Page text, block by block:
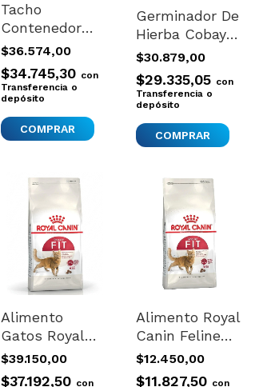
Tacho
Contenedor
Alimento
Gatos Moderna
Trendy Story
Small Trendy
Story Blanco
$36.574,00
$34.745,30 con
Transferencia o
depósito
Germinador De
Hierba Cobayos
Conejos
Semillas
Grama 3kg
$30.879,00
$29.335,05 con
Transferencia o
depósito
Alimento
Gatos Royal
Canin Fit
Regular Nuevo
$39.150,00
$37.192,50 con
Alimento Royal
Canin Feline
Health
Nutrition Fit
$12.450,00
$11.827,50 con